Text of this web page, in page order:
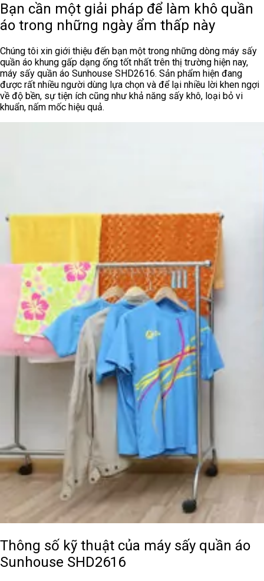
Bạn cần một giải pháp để làm khô quần
áo trong những ngày ẩm thấp này
Chúng tôi xin giới thiệu đến bạn một trong những dòng máy sấy
quần áo khung gấp dạng ống tốt nhất trên thị trường hiện nay,
máy sấy quần áo Sunhouse SHD2616. Sản phẩm hiện đang
được rất nhiều người dùng lựa chọn và để lại nhiều lời khen ngợi
về độ bền, sự tiện ích cũng như khả năng sấy khô, loại bỏ vi
khuẩn, nấm mốc hiệu quả.
Thông số kỹ thuật của máy sấy quần áo
Sunhouse SHD2616